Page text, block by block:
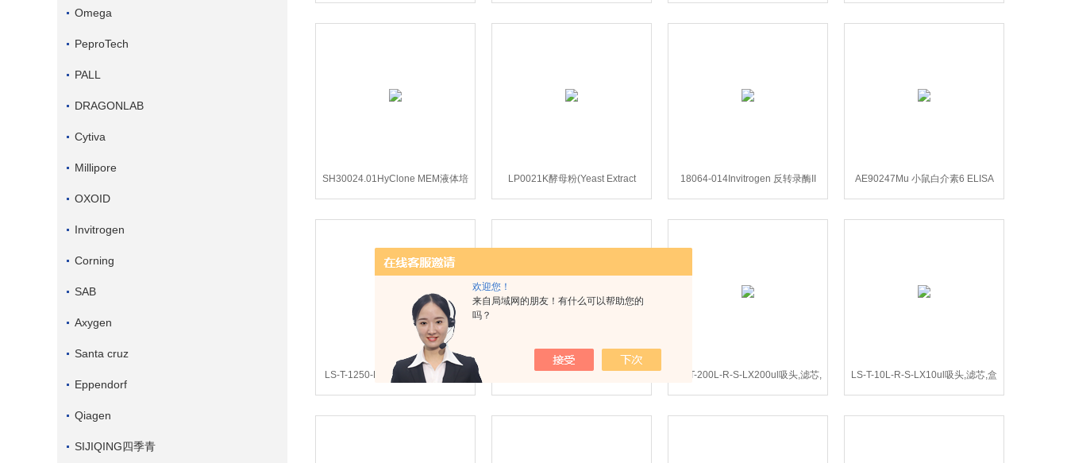
欢迎您！
来自局域网的朋友！有什么可以帮助您的
吗？
Omega
PeproTech
PALL
DRAGONLAB
Cytiva
Millipore
OXOID
Invitrogen
Corning
SAB
Axygen
Santa cruz
Eppendorf
Qiagen
SIJIQING四季青
次性针头式滤器 (112x151mm) 单道可调移液器
SH30024.01HyClone MEM液体培
养基
LP0021K酵母粉(Yeast Extract
Powder)
18064-014Invitrogen 反转录酶II AE90247Mu 小鼠白介素6 ELISA
Kit 试剂盒
LS-T-1250-R-S-LX1250ul吸头,滤
芯,盒装,灭菌,101mm 装,灭菌,59mm
LS-T-200L-R-S-LX200ul吸头,滤芯,
盒装,灭菌,59mm
LS-T-10L-R-S-LX10ul吸头,滤芯,盒
装,46mm